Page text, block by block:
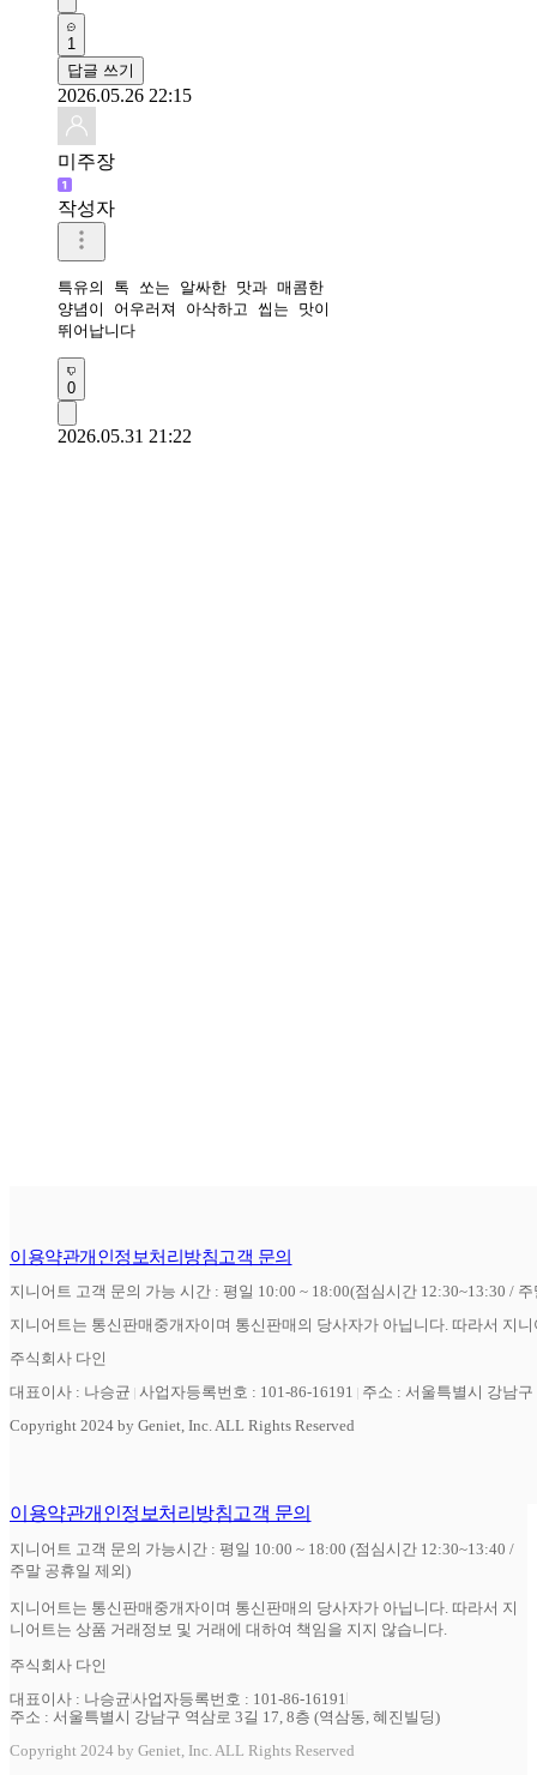
1
답글 쓰기
2026.05.26 22:15
미주장
작성자
특유의 톡 쏘는 알싸한 맛과 매콤한
양념이 어우러져 아삭하고 씹는 맛이
뛰어납니다
0
2026.05.31 21:22
이용약관개인정보처리방침고객 문의
지니어트 고객 문의 가능 시간 : 평일 10:00 ~ 18:00(점심시간 12:30~13:30 /
지니어트는 통신판매중개자이며 통신판매의 당사자가 아닙니다. 따라서 지
주식회사 다인
대표이사 : 나승균 사업자등록번호 : 101-86-16191
주소 : 서울특별시 강남
Copyright 2024 by Geniet, Inc. ALL Rights Reserved
이용약관개인정보처리방침고객 문의
지니어트 고객 문의 가능시간 : 평일 10:00 ~ 18:00 (점심시간 12:30~13:40 /
주말 공휴일 제외)
지니어트는 통신판매중개자이며 통신판매의 당사자가 아닙니다. 따라서 지
니어트는 상품 거래정보 및 거래에 대하여 책임을 지지 않습니다.
주식회사 다인
대표이사 : 나승균사업자등록번호 : 101-86-16191
주소 : 서울특별시 강남구 역삼로 3길 17, 8층 (역삼동, 혜진빌딩)
Copyright 2024 by Geniet, Inc. ALL Rights Reserved